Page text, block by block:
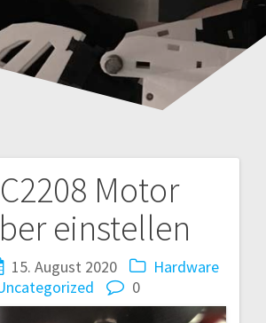
Motor
einstellen
15. August 2020
Hardware
0